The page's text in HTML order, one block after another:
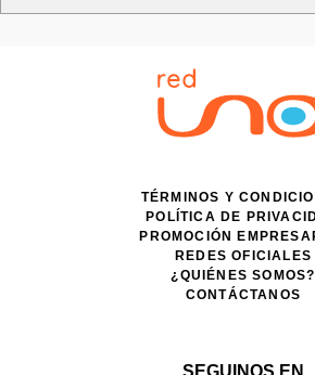
TÉRMINOS Y
POLÍTICA DE
PROMOCIÓN
REDES OFICIALES
¿QUIÉNES SOMOS?
CONTÁCTANOS
SEGUINOS EN